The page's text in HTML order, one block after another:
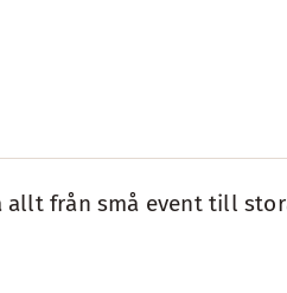
från små event till